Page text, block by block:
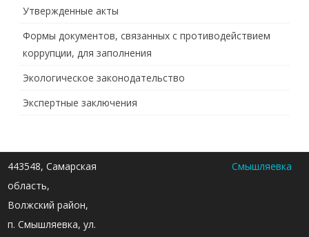
Утвержденные акты
Формы документов, связанных с противодействием
коррупции, для заполнения
Экологическое законодательство
Экспертные заключения
443548, Самарская
область,
Волжский район,
п. Смышляевка, ул.
Смышляевка